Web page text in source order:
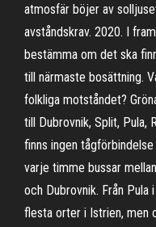
atmosfär böjer av
avståndskrav. 2020. I
bestämma om det ska
till närmaste bosättning.
folkliga motståndet?
till Dubrovnik, Split, Pula,
finns ingen
varje timme bussar
och Dubrovnik. Från Pula
flesta orter i Istrien, men